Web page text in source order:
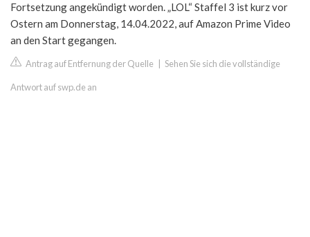
Fortsetzung angekündigt worden. „LOL“ Staffel 3 ist kurz vor
Ostern am Donnerstag, 14.04.2022, auf Amazon Prime Video
an den Start gegangen.
Antrag auf Entfernung der Quelle Sehen Sie sich die vollständige
Antwort auf swp.de an